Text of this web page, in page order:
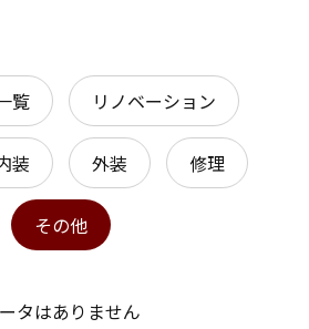
覧 リノベーション
装 外装 修理
その他
タはありません